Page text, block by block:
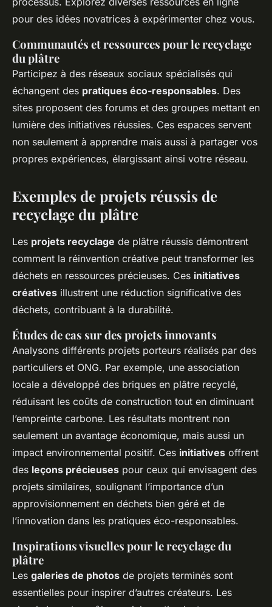
pour des idées novatrices à expérimenter chez vous.
Communautés et ressources pour le recyclage
du plâtre
Participez à des réseaux sociaux spécialisés qui
échangent des pratiques éco-responsables. Des
sites proposent des forums et des groupes mettant en
lumière des initiatives réussies. Ces espaces servent
non seulement à apprendre mais aussi à partager vos
propres expériences, élargissant ainsi votre réseau.
Exemples de projets réussis de
recyclage du plâtre
Les projets recyclage de plâtre réussis démontrent
comment la réinvention créative peut transformer les
déchets en ressources précieuses. Ces initiatives
créatives illustrent une réduction significative des
déchets, contribuant à la durabilité.
Études de cas sur des projets innovants
Analysons différents projets porteurs réalisés par des
particuliers et ONG. Par exemple, une association
locale a développé des briques en plâtre recyclé,
réduisant les coûts de construction tout en diminuant
l’empreinte carbone. Les résultats montrent non
seulement un avantage économique, mais aussi un
impact environnemental positif. Ces initiatives offrent
des leçons précieuses pour ceux qui envisagent des
projets similaires, soulignant l’importance d’un
approvisionnement en déchets bien géré et de
l’innovation dans les pratiques éco-responsables.
Inspirations visuelles pour le recyclage du
plâtre
Les galeries de photos de projets terminés sont
essentielles pour inspirer d’autres créateurs. Les